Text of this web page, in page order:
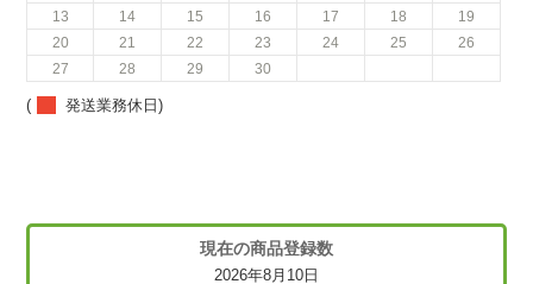
13
14 15 16 17 18
19
20
21 22 23 24 25
26
27
28 29 30
( 発送業務休日)
現在の商品登録数
2026年8月10日